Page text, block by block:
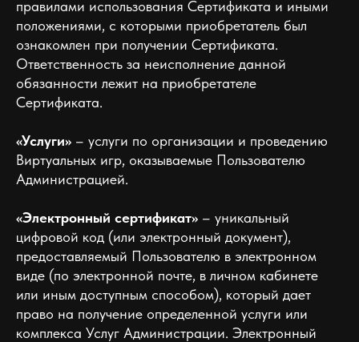
правилами использования Сертификата и иными
положениями, с которыми приобретатель был
ознакомлен при получении Сертификата.
Ответственность за неисполнение данной
обязанности лежит на приобретателе
Сертификата.
«Услуги» – услуги по организации и проведению
Виртуальных игр, оказываемые Пользователю
Администрацией.
«Электронный сертификат» – уникальный
цифровой код (или электронный документ),
предоставляемый Пользователю в электронном
виде (по электронной почте, в личном кабинете
или иным доступным способом), который дает
право на получение определенной услуги или
комплекса Услуг Администрации. Электронный